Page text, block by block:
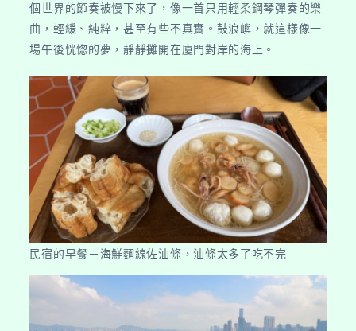
個世界的節奏被慢下來了，像一首只用輕柔鋼琴彈奏的樂
曲，輕緩、純粹，甚至有些不真實。鼓浪嶼，就這樣像一
場午後恍惚的夢，靜靜攤開在廈門對岸的海上。
民宿的早餐－海鮮麵線佐油條，油條太多了吃不完